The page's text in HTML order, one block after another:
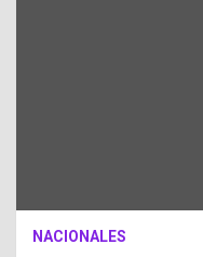
NACIONALES